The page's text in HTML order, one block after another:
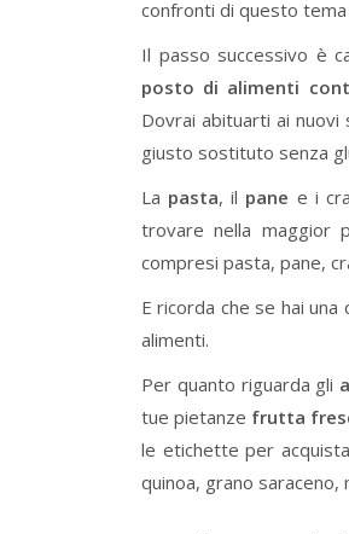
confronti di questo
Il passo successivo è
posto di alimenti
Dovrai abituarti ai
giusto sostituto senza
La pasta, il pane e i
trovare nella maggior
compresi pasta, pane,
E ricorda che se hai una
alimenti.
Per quanto riguarda gli
tue pietanze frutta
le etichette per
quinoa, grano saraceno,